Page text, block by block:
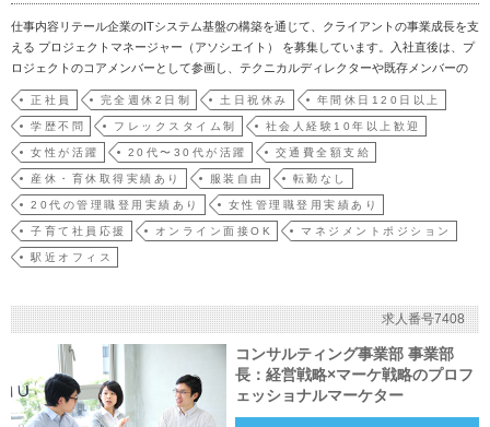
仕事内容リテール企業のITシステム基盤の構築を通じて、クライアントの事業成長を支
える プロジェクトマネージャー（アソシエイト） を募集しています。入社直後は、プ
ロジェクトのコアメンバーとして参画し、テクニカルディレクターや既存メンバーの
進めるプロジェクトの中で、要件定義のサポートや進行管理の実務に慣れていただく
ことからスタートします。経験を積みながら、将来的には経営課題をシステムの仕様
へと落とし込…
正社員 完全週休2日制 土日祝休み 年間休日120日以上
学歴不問 フレックスタイム制 社会人経験10年以上歓迎
女性が活躍 20代〜30代が活躍 交通費全額支給
産休・育休取得実績あり 服装自由 転勤なし
20代の管理職登用実績あり 女性管理職登用実績あり
子育て社員応援 オンライン面接OK マネジメントポジション
駅近オフィス
求人番号7408
コンサルティング事業部 事業部
長：経営戦略×マーケ戦略のプロフ
ェッショナルマーケター